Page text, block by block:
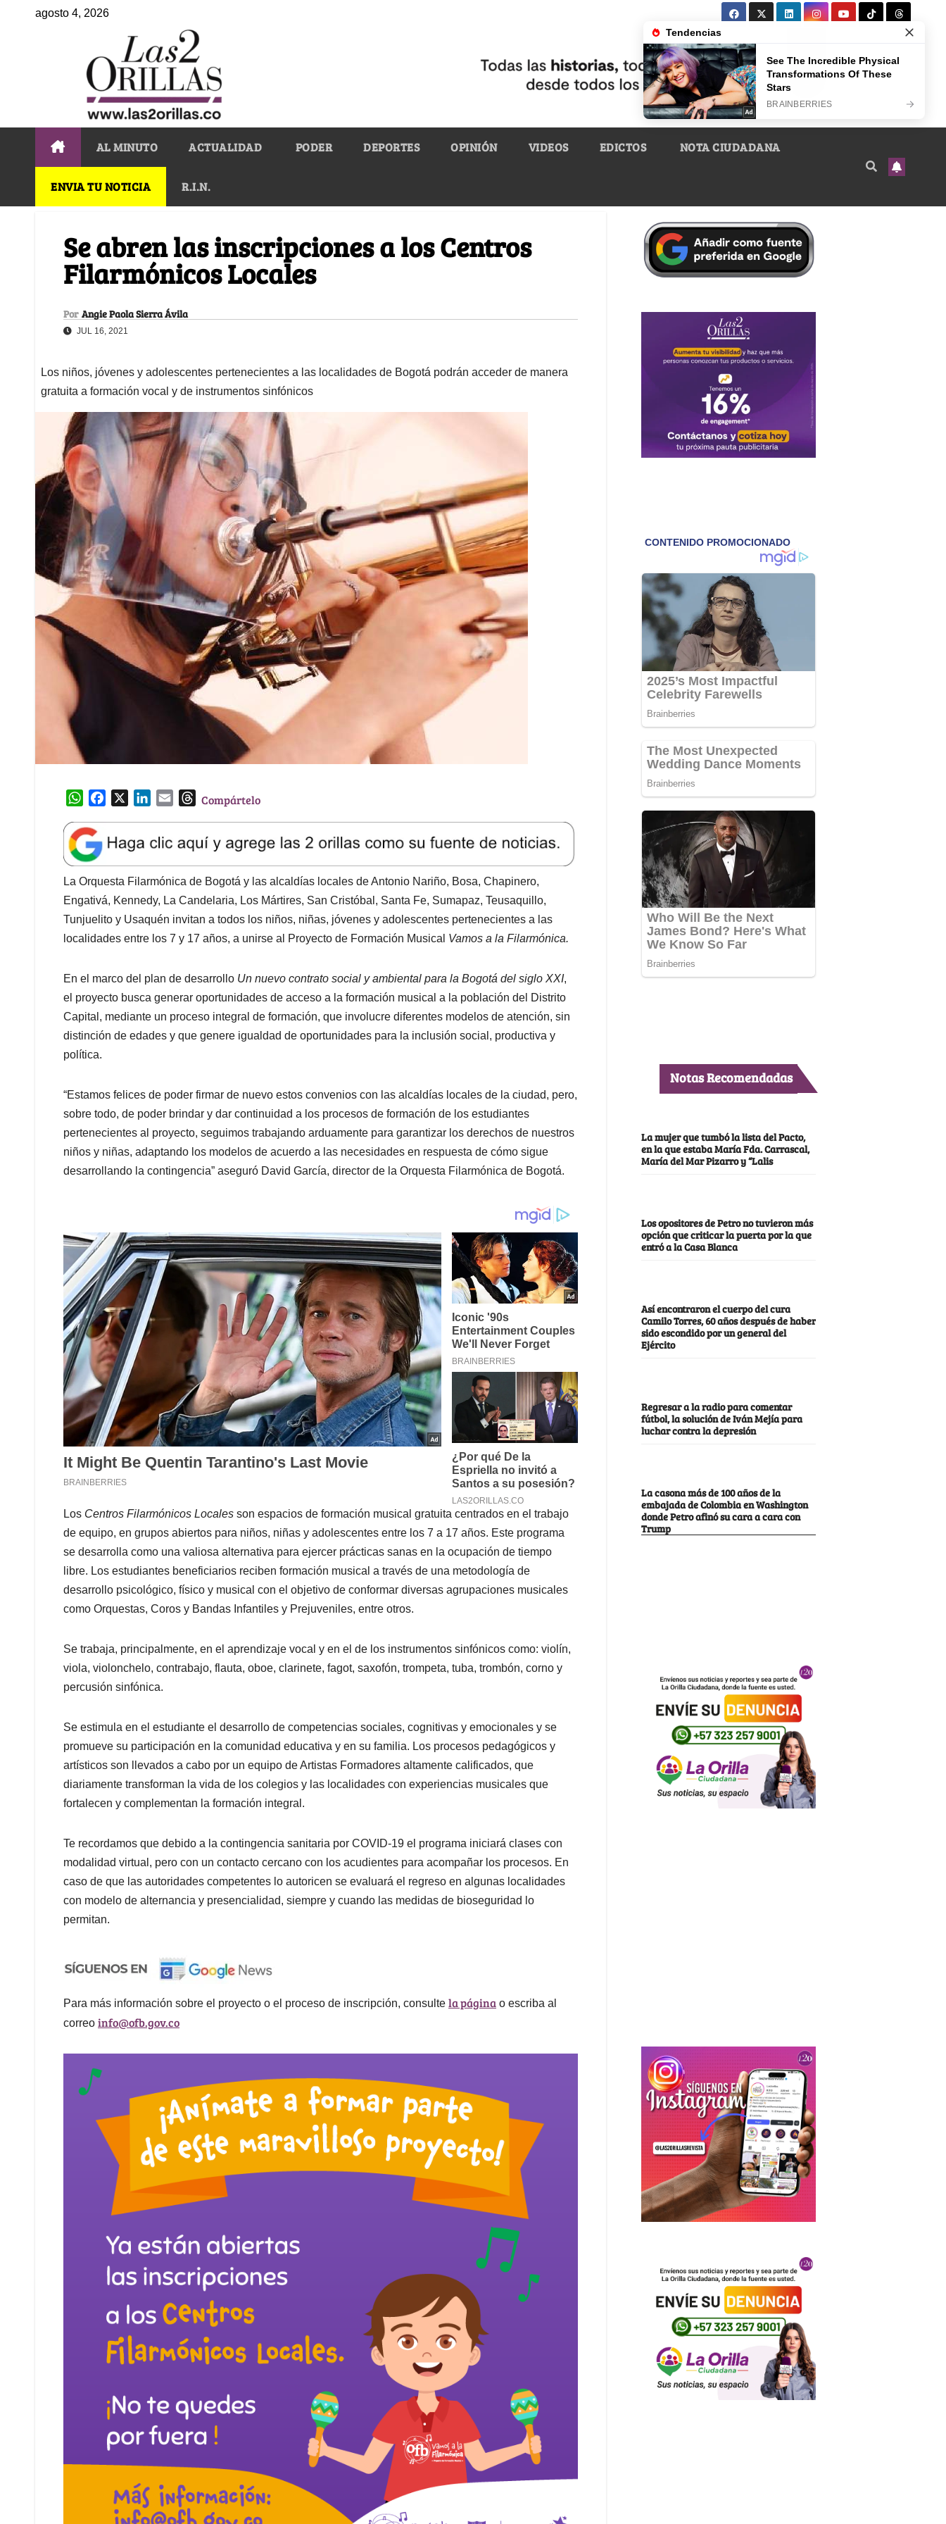
agosto 4, 2026
AL MINUTO ACTUALIDAD PODER DEPORTES OPINIÓN VIDEOS EDICTOS NOTA CIUDADANA
ENVIA TU NOTICIA R.I.N.
Se abren las inscripciones a los Centros
Filarmónicos Locales
Por Angie Paola Sierra Ávila
JUL 16, 2021
Los niños, jóvenes y adolescentes pertenecientes a las localidades de Bogotá podrán acceder de manera
gratuita a formación vocal y de instrumentos sinfónicos
W
a
t
s
A
p
p
e
b
o
o
k
k
e
d
I
n
l
T
e
a
d
s
Compártelo
La Orquesta Filarmónica de Bogotá y las alcaldías locales de Antonio Nariño, Bosa, Chapinero,
Engativá, Kennedy, La Candelaria, Los Mártires, San Cristóbal, Santa Fe, Sumapaz, Teusaquillo,
Tunjuelito y Usaquén invitan a todos los niños, niñas, jóvenes y adolescentes pertenecientes a las
localidades entre los 7 y 17 años, a unirse al Proyecto de Formación Musical Vamos a la Filarmónica.
En el marco del plan de desarrollo Un nuevo contrato social y ambiental para la Bogotá del siglo XXI,
el proyecto busca generar oportunidades de acceso a la formación musical a la población del Distrito
Capital, mediante un proceso integral de formación, que involucre diferentes modelos de atención, sin
distinción de edades y que genere igualdad de oportunidades para la inclusión social, productiva y
política.
“Estamos felices de poder firmar de nuevo estos convenios con las alcaldías locales de la ciudad, pero,
sobre todo, de poder brindar y dar continuidad a los procesos de formación de los estudiantes
pertenecientes al proyecto, seguimos trabajando arduamente para garantizar los derechos de nuestros
niños y niñas, adaptando los modelos de acuerdo a las necesidades en respuesta de cómo sigue
desarrollando la contingencia” aseguró David García, director de la Orquesta Filarmónica de Bogotá.
Los Centros Filarmónicos Locales son espacios de formación musical gratuita centrados en el trabajo
de equipo, en grupos abiertos para niños, niñas y adolescentes entre los 7 a 17 años. Este programa
se desarrolla como una valiosa alternativa para ejercer prácticas sanas en la ocupación de tiempo
libre. Los estudiantes beneficiarios reciben formación musical a través de una metodología de
desarrollo psicológico, físico y musical con el objetivo de conformar diversas agrupaciones musicales
como Orquestas, Coros y Bandas Infantiles y Prejuveniles, entre otros.
Se trabaja, principalmente, en el aprendizaje vocal y en el de los instrumentos sinfónicos como: violín,
viola, violonchelo, contrabajo, flauta, oboe, clarinete, fagot, saxofón, trompeta, tuba, trombón, corno y
percusión sinfónica.
Se estimula en el estudiante el desarrollo de competencias sociales, cognitivas y emocionales y se
promueve su participación en la comunidad educativa y en su familia. Los procesos pedagógicos y
artísticos son llevados a cabo por un equipo de Artistas Formadores altamente calificados, que
diariamente transforman la vida de los colegios y las localidades con experiencias musicales que
fortalecen y complementan la formación integral.
Te recordamos que debido a la contingencia sanitaria por COVID-19 el programa iniciará clases con
modalidad virtual, pero con un contacto cercano con los acudientes para acompañar los procesos. En
caso de que las autoridades competentes lo autoricen se evaluará el regreso en algunas localidades
con modelo de alternancia y presencialidad, siempre y cuando las medidas de bioseguridad lo
permitan.
Para más información sobre el proyecto o el proceso de inscripción, consulte la página o escriba al
correo info@ofb.gov.co
Notas Recomendadas
La mujer que tumbó la lista del Pacto,
en la que estaba María Fda. Carrascal,
María del Mar Pizarro y “Lalis
Los opositores de Petro no tuvieron más
opción que criticar la puerta por la que
entró a la Casa Blanca
Así encontraron el cuerpo del cura
Camilo Torres, 60 años después de haber
sido escondido por un general del
Ejército
Regresar a la radio para comentar
fútbol, la solución de Iván Mejía para
luchar contra la depresión
La casona más de 100 años de la
embajada de Colombia en Washington
donde Petro afinó su cara a cara con
Trump